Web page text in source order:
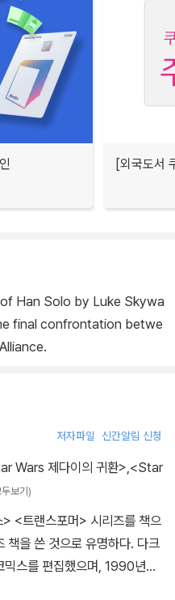
[외국도서
Han Solo by Luke Skywa
final confrontation betwe
저자파일 신간알림 신청
Wars 제다이의 귀환>,<Star
보기)
<트랜스포머> 시리즈를 책으
책을 쓴 것으로 유명하다. 다크
믹스를 편집했으며, 1990년대